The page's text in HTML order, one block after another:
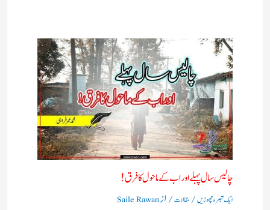
چالیس سال پہلے اور اب کے ماحول کا فرق !
ایک تبصرہ چھوڑیں/مقالات/ ازSaile Rawan